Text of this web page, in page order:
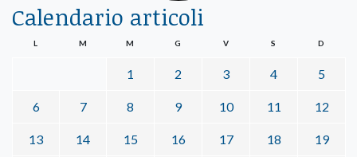
Calendario articoli
L M M G V S D
1 2 3 4 5
6 7 8 9 10 11 12
13 14 15 16 17 18 19